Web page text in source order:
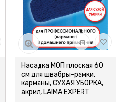
Насадка МОП плоская 60
см для швабры-рамки,
карманы, СУХАЯ УБОРКА,
акрил, LAIMA EXPERT